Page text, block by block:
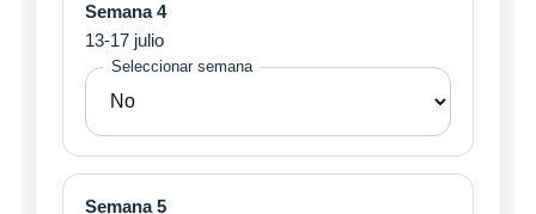
Semana 4
13-17 julio
Seleccionar semana
Semana 5